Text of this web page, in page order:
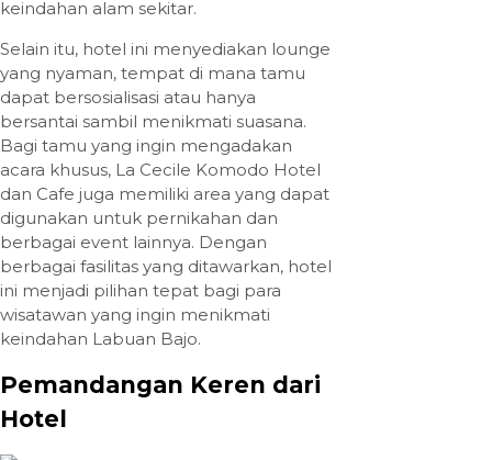
keindahan alam sekitar.
Selain itu, hotel ini menyediakan lounge
yang nyaman, tempat di mana tamu
dapat bersosialisasi atau hanya
bersantai sambil menikmati suasana.
Bagi tamu yang ingin mengadakan
acara khusus, La Cecile Komodo Hotel
dan Cafe juga memiliki area yang dapat
digunakan untuk pernikahan dan
berbagai event lainnya. Dengan
berbagai fasilitas yang ditawarkan, hotel
ini menjadi pilihan tepat bagi para
wisatawan yang ingin menikmati
keindahan Labuan Bajo.
Pemandangan Keren dari
Hotel